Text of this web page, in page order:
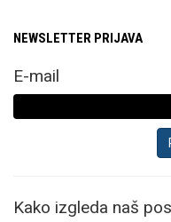
NEWSLETTER PRIJAVA
E-mail
Kako izgleda naš